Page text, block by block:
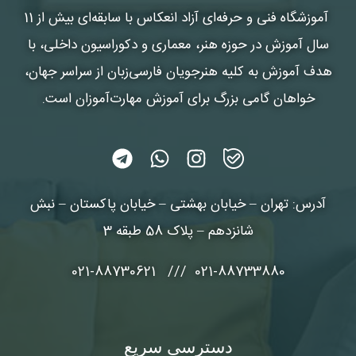
آموزشگاه فنی و حرفه‌ای آزاد انعکاس
با سابقه‌ای بیش از 11
سال آموزش در حوزه هنر، معماری و دکوراسیون داخلی، با
هدف آموزش به کلیه هنرجویان فارسی‌زبان از سراسر جهان،
خواهان گامی بزرگ برای آموزش مهارت‌آموزان است.
آدرس: تهران – خیابان بهشتی – خیابان پاکستان – نبش
شانزدهم – پلاک 58 طبقه 3
021-88733880 /// 021-88730621
دسترسی سریع